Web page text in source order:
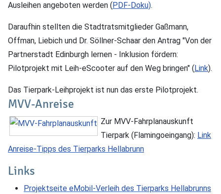
Ausleihen angeboten werden ( PDF-Doku).
Daraufhin stellten die Stadtratsmitglieder Gaßmann,
Offman, Liebich und Dr. Söllner-Schaar den Antrag "Von der
Partnerstadt Edinburgh lernen - Inklusion fördern:
Pilotprojekt mit Leih-eScooter auf den Weg bringen" ( Link).
Das Tierpark-Leihprojekt ist nun das erste Pilotprojekt.
MVV-Anreise
Zur MVV-Fahrplanauskunft
Tierpark (Flamingoeingang): Link
Anreise-Tipps des Tierparks Hellabrunn
Links
Projektseite eMobil-Verleih des Tierparks Hellabrunns